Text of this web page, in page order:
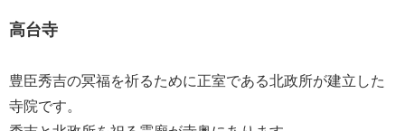
高台寺
豊臣秀吉の冥福を祈るために正室である北政所が建立した
寺院です。